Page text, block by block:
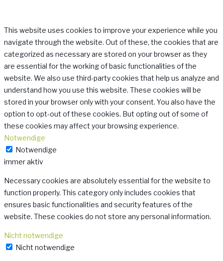
This website uses cookies to improve your experience while you
navigate through the website. Out of these, the cookies that are
categorized as necessary are stored on your browser as they
are essential for the working of basic functionalities of the
website. We also use third-party cookies that help us analyze and
understand how you use this website. These cookies will be
stored in your browser only with your consent. You also have the
option to opt-out of these cookies. But opting out of some of
these cookies may affect your browsing experience.
Notwendige
Notwendige
immer aktiv
Necessary cookies are absolutely essential for the website to
function properly. This category only includes cookies that
ensures basic functionalities and security features of the
website. These cookies do not store any personal information.
Nicht notwendige
Nicht notwendige